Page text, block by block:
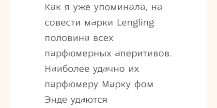
Как я уже упоминала, на
совести марки Lengling
половина всех
парфюмерных аперитивов.
Наиболее удачно их
парфюмеру Марку фом
Энде удаются